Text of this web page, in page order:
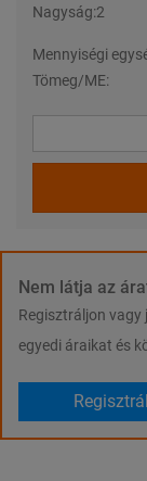
Nagyság:2
Mennyiségi
Tömeg/ME:
Nem látja az
Regisztráljon vagy
egyedi áraikat és